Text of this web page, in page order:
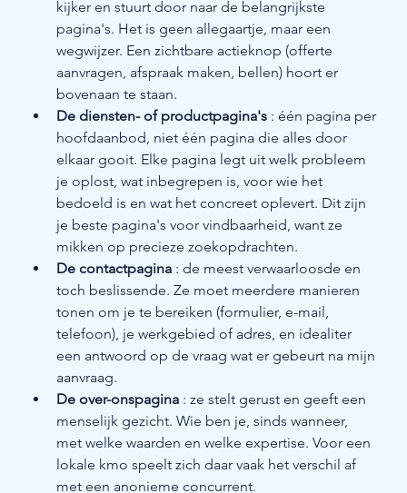
kijker en stuurt door naar de belangrijkste
pagina's. Het is geen allegaartje, maar een
wegwijzer. Een zichtbare actieknop (offerte
aanvragen, afspraak maken, bellen) hoort er
bovenaan te staan.
De diensten- of productpagina's : één pagina per
hoofdaanbod, niet één pagina die alles door
elkaar gooit. Elke pagina legt uit welk probleem
je oplost, wat inbegrepen is, voor wie het
bedoeld is en wat het concreet oplevert. Dit zijn
je beste pagina's voor vindbaarheid, want ze
mikken op precieze zoekopdrachten.
De contactpagina : de meest verwaarloosde en
toch beslissende. Ze moet meerdere manieren
tonen om je te bereiken (formulier, e-mail,
telefoon), je werkgebied of adres, en idealiter
een antwoord op de vraag wat er gebeurt na mijn
aanvraag.
De over-onspagina : ze stelt gerust en geeft een
menselijk gezicht. Wie ben je, sinds wanneer,
met welke waarden en welke expertise. Voor een
lokale kmo speelt zich daar vaak het verschil af
met een anonieme concurrent.